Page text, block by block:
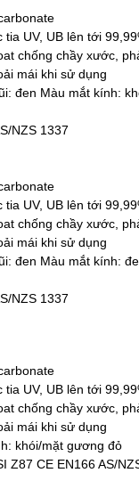
UV, UB lên tới
chống chầy xước,
mái khi sử dụng
đen Màu mắt kính:
NZS 1337
UV, UB lên tới
chống chầy xước,
mái khi sử dụng
đen Màu mắt kính:
NZS 1337
UV, UB lên tới
chống chầy xước,
mái khi sử dụng
khói/mặt gương đỏ
Z87 CE EN166 AS/